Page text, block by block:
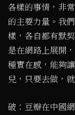
各樣的事情，非
的主要力量。我
樣，各自都有默
是在網路上展開
種實在感，能夠
兒，只要去做，
破：豆瓣在中國